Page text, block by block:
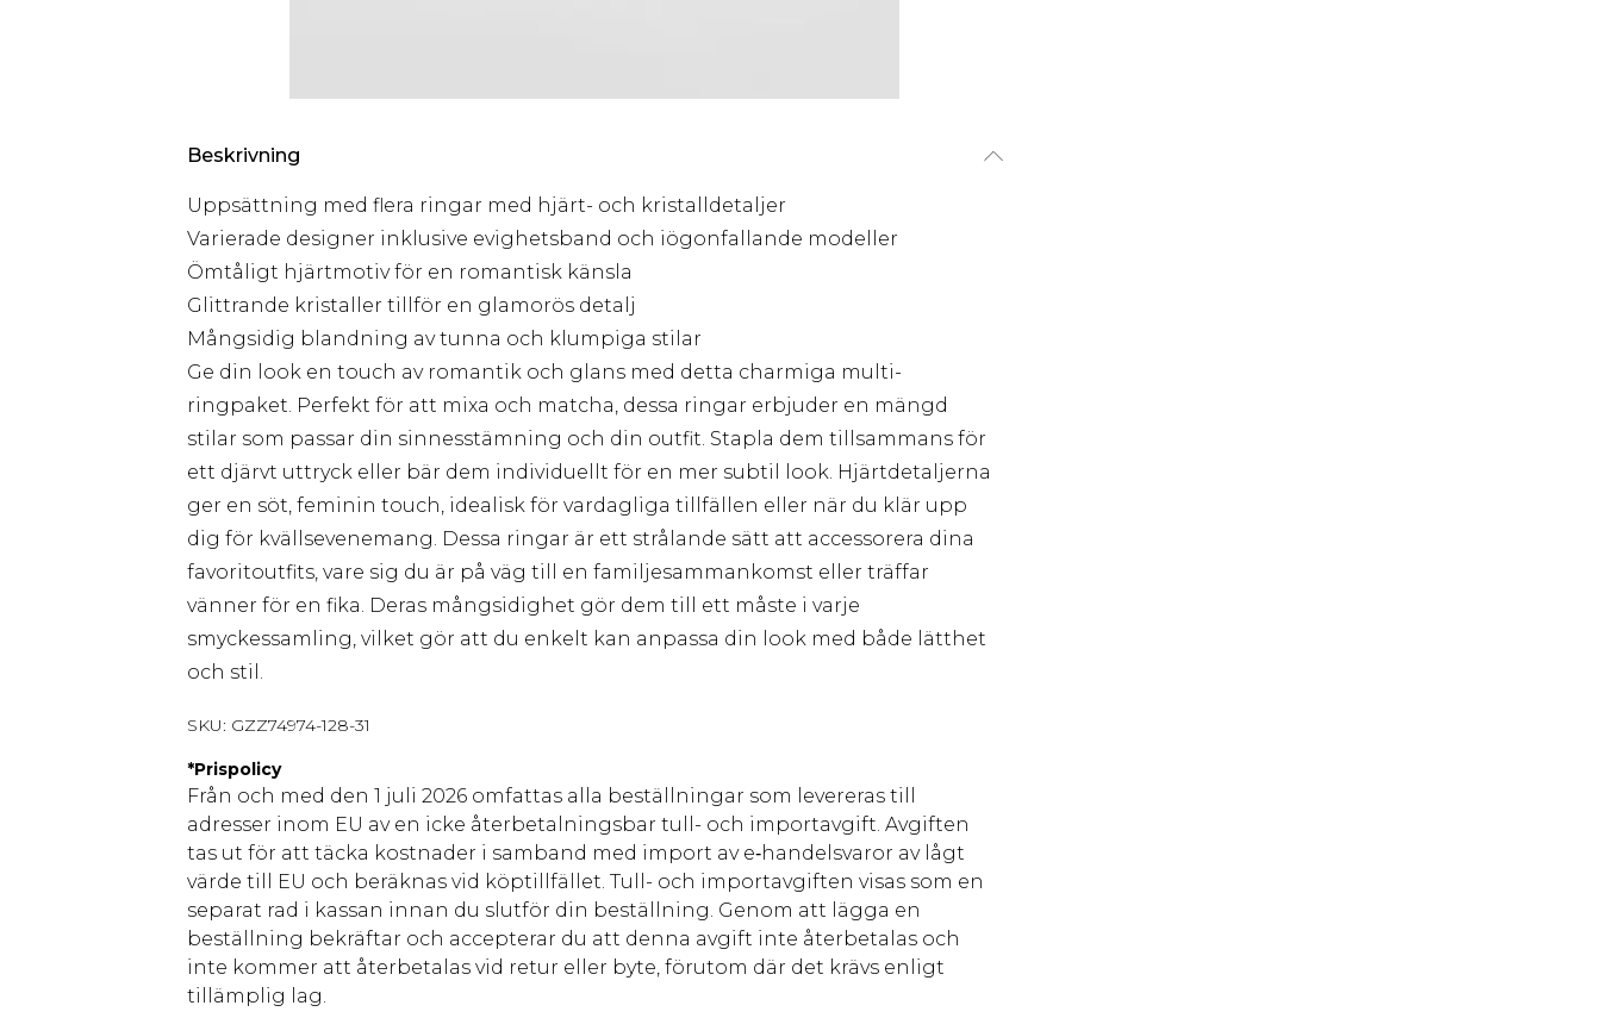
Beskrivning
Uppsättning med flera ringar med hjärt- och kristalldetaljer
Varierade designer inklusive evighetsband och iögonfallande modeller
Ömtåligt hjärtmotiv för en romantisk känsla
Glittrande kristaller tillför en glamorös detalj
Mångsidig blandning av tunna och klumpiga stilar
Ge din look en touch av romantik och glans med detta charmiga multi-
ringpaket. Perfekt för att mixa och matcha, dessa ringar erbjuder en mängd
stilar som passar din sinnesstämning och din outfit. Stapla dem tillsammans för
ett djärvt uttryck eller bär dem individuellt för en mer subtil look. Hjärtdetaljerna
ger en söt, feminin touch, idealisk för vardagliga tillfällen eller när du klär upp
dig för kvällsevenemang. Dessa ringar är ett strålande sätt att accessorera dina
favoritoutfits, vare sig du är på väg till en familjesammankomst eller träffar
vänner för en fika. Deras mångsidighet gör dem till ett måste i varje
smyckessamling, vilket gör att du enkelt kan anpassa din look med både lätthet
och stil.
SKU: GZZ74974-128-31
*Prispolicy
Från och med den 1 juli 2026 omfattas alla beställningar som levereras till
adresser inom EU av en icke återbetalningsbar tull- och importavgift. Avgiften
tas ut för att täcka kostnader i samband med import av e‑handelsvaror av lågt
värde till EU och beräknas vid köptillfället. Tull- och importavgiften visas som en
separat rad i kassan innan du slutför din beställning. Genom att lägga en
beställning bekräftar och accepterar du att denna avgift inte återbetalas och
inte kommer att återbetalas vid retur eller byte, förutom där det krävs enligt
tillämplig lag.